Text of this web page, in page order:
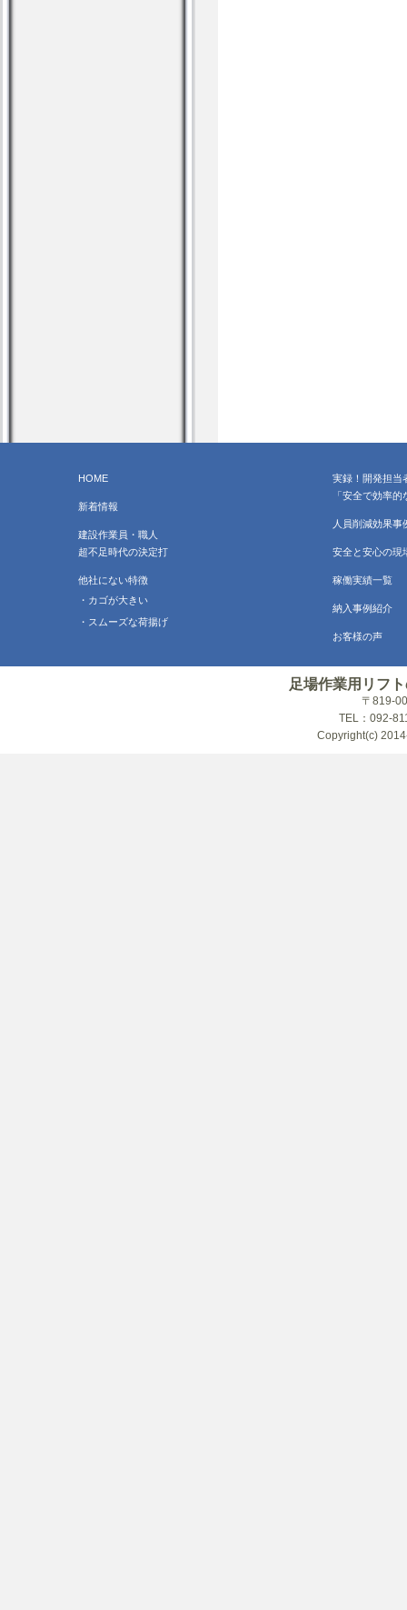
HOME
新着情報
建設作業員・職人
超不足時代の決定打
他社にない特徴
・カゴが大きい
・スムーズな荷揚げ
実録！開発担当
「安全で効率
人員削減効果事
安全と安心の現
稼働実績一覧
納入事例紹介
お客様の声
足場作業用リフ
〒819-
TEL：092-
Copyright(c)